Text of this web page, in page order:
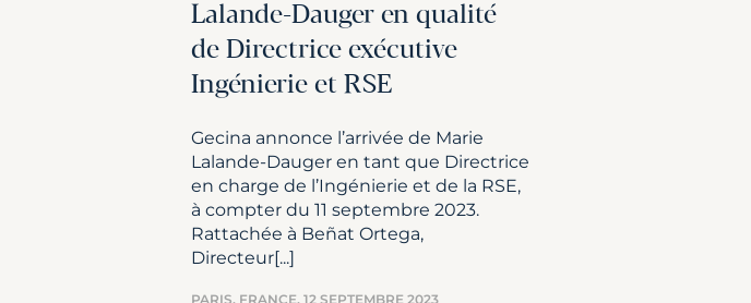
Lalande-Dauger en qualité
de Directrice exécutive
Ingénierie et RSE
Gecina annonce l’arrivée de Marie
Lalande-Dauger en tant que Directrice
en charge de l’Ingénierie et de la RSE,
à compter du 11 septembre 2023.
Rattachée à Beñat Ortega,
Directeur[...]
PARIS, FRANCE, 12 SEPTEMBRE 2023